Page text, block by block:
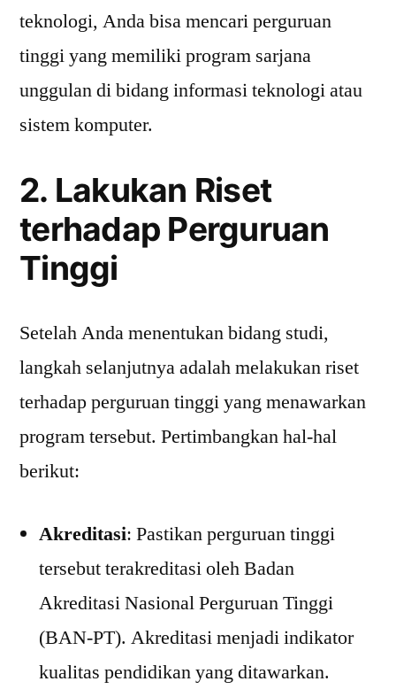
teknologi, Anda bisa mencari perguruan
tinggi yang memiliki program sarjana
unggulan di bidang informasi teknologi atau
sistem komputer.
2. Lakukan Riset
terhadap Perguruan
Tinggi
Setelah Anda menentukan bidang studi,
langkah selanjutnya adalah melakukan riset
terhadap perguruan tinggi yang menawarkan
program tersebut. Pertimbangkan hal-hal
berikut:
Akreditasi: Pastikan perguruan tinggi
tersebut terakreditasi oleh Badan
Akreditasi Nasional Perguruan Tinggi
(BAN-PT). Akreditasi menjadi indikator
kualitas pendidikan yang ditawarkan.